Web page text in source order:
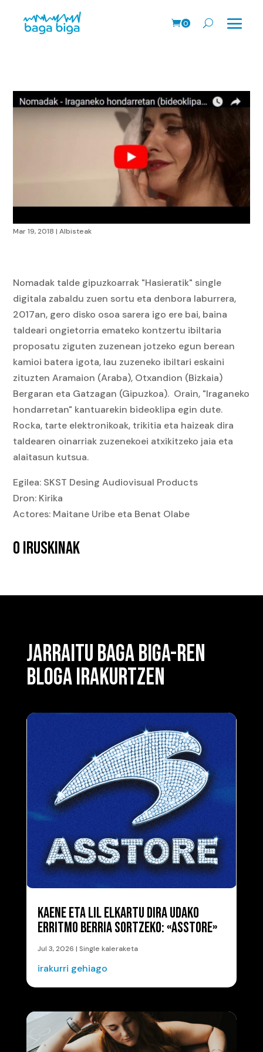
0
Mar 19, 2018 |Albisteak
Nomadak talde gipuzkoarrak "Hasieratik" single
digitala zabaldu zuen sortu eta denbora laburrera,
2017an, gero disko osoa sarera igo ere bai, baina
taldeari ongietorria emateko kontzertu ibiltaria
proposatu ziguten zuzenean jotzeko egun berean
kamioi batera igota, lau zuzeneko ibiltari eskaini
zituzten Aramaion (Araba), Otxandion (Bizkaia)
Bergaran eta Gatzagan (Gipuzkoa). Orain, "Iraganeko
hondarretan" kantuarekin bideoklipa egin dute.
Rocka, tarte elektronikoak, trikitia eta haizeak dira
taldearen oinarriak zuzenekoei atxikitzeko jaia eta
alaitasun kutsua.
Egilea: SKST Desing Audiovisual Products
Dron: Kirika
Actores: Maitane Uribe eta Benat Olabe
0 IRUSKINAK
JARRAITU BAGA BIGA-REN
BLOGA IRAKURTZEN
KAENE ETA LIL ELKARTU DIRA UDAKO
ERRITMO BERRIA SORTZEKO: «ASSTORE»
Jul 3, 2026 | Single kaleraketa
irakurri gehiago